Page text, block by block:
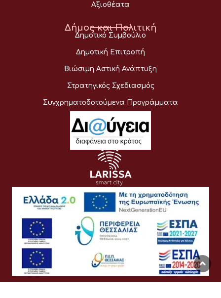
Αξιοθέατα
Δήμος και Πολιτική
Δημοτικό Συμβούλιο
Δημοτική Επιτροπή
Βιώσιμη Αστική Ανάπτυξη
Στρατηγικός Σχεδιασμός
Συγχρηματοδοτούμενα Προγράμματα